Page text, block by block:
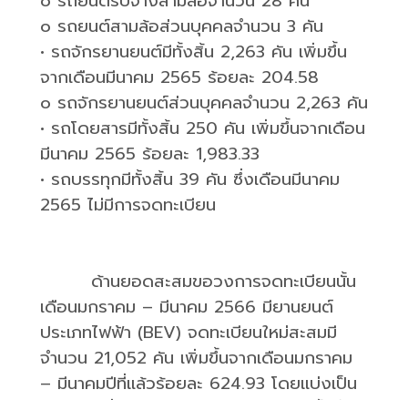
o รถยนต์สามล้อส่วนบุคคลจำนวน 3 คัน
• รถจักรยานยนต์มีทั้งสิ้น 2,263 คัน เพิ่มขึ้น
จากเดือนมีนาคม 2565 ร้อยละ 204.58
o รถจักรยานยนต์ส่วนบุคคลจำนวน 2,263 คัน
• รถโดยสารมีทั้งสิ้น 250 คัน เพิ่มขึ้นจากเดือน
มีนาคม 2565 ร้อยละ 1,983.33
• รถบรรทุกมีทั้งสิ้น 39 คัน ซึ่งเดือนมีนาคม
2565 ไม่มีการจดทะเบียน
ด้านยอดสะสมขอวงการจดทะเบียนนั้น
เดือนมกราคม – มีนาคม 2566 มียานยนต์
ประเภทไฟฟ้า (BEV) จดทะเบียนใหม่สะสมมี
จำนวน 21,052 คัน เพิ่มขึ้นจากเดือนมกราคม
– มีนาคมปีที่แล้วร้อยละ 624.93 โดยแบ่งเป็น